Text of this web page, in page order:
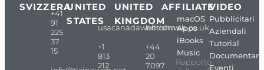
SVIZZERA
+41
91
225
37
15
UNITED
STATES
usacanadaweb.com
+1
813
212
UNITED
KINGDOM
britishweb.co.uk
+44
20
7097
AFFILIATE
macOS
Apps
iBooks
Music
Rapporto
VIDEO
Pubblicitari
Aziendali
Tutorial
Documentari
Eventi